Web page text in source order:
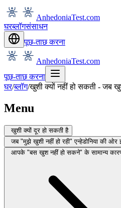
AnhedoniaTest.com
घरब्लॉगसंसाधन
पूछ-ताछ करना
AnhedoniaTest.com
पूछ-ताछ करना
घर/ब्लॉग/खुशी क्यों नहीं हो सकती - जब
Menu
खुशी क्यों दूर हो सकती है
जब "मुझे खुशी नहीं हो रही" एन्हेडोनिया की ओर
आपके "बस खुश नहीं हो सकने" के सामान्य